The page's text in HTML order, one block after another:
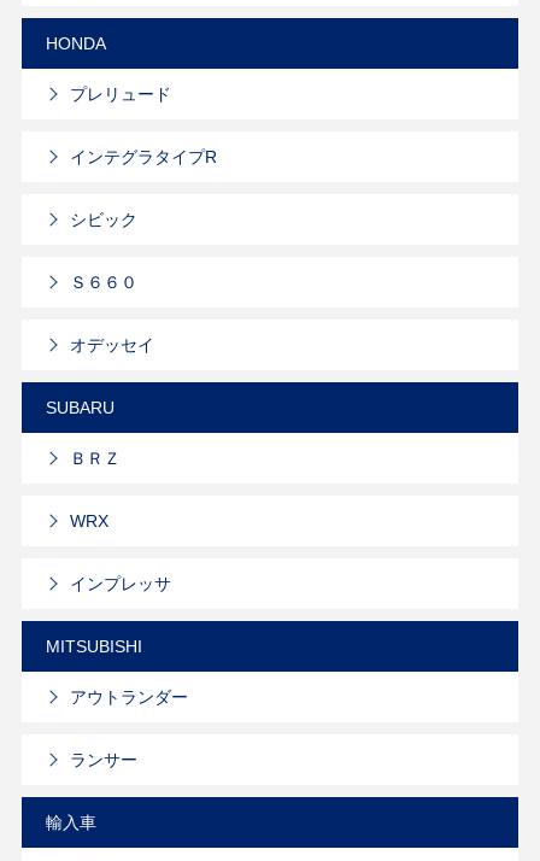
HONDA
プレリュード
インテグラタイプR
シビック
Ｓ６６０
オデッセイ
SUBARU
ＢＲＺ
WRX
インプレッサ
MITSUBISHI
アウトランダー
ランサー
輸入車